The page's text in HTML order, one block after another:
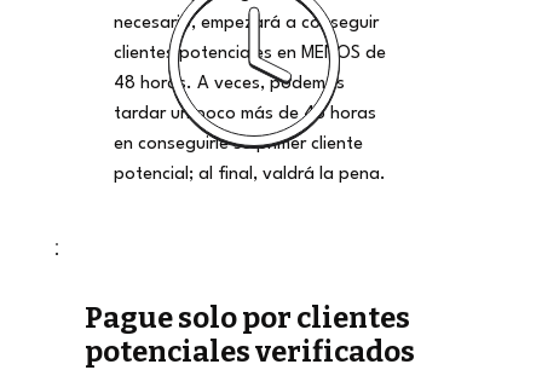
necesario, empezará a conseguir
clientes potenciales en MENOS de
48 horas. A veces, podemos
tardar un poco más de 48 horas
en conseguirle su primer cliente
potencial; al final, valdrá la pena.
Pague solo por clientes
potenciales verificados